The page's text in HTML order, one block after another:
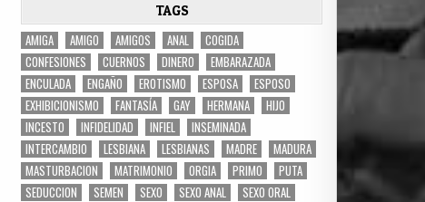
TAGS
AMIGA AMIGO AMIGOS ANAL
COGIDA
CONFESIONES
CUERNOS DINERO
EMBARAZADA
ENCULADA
ENGAÑO EROTISMO ESPOSA
ESPOSO
EXHIBICIONISMO
FANTASÍA GAY HERMANA
HIJO
INCESTO
INFIDELIDAD INFIEL
INSEMINADA
INTERCAMBIO
LESBIANA LESBIANAS MADRE
MADURA
MASTURBACION
MATRIMONIO ORGIA PRIMO
PUTA
SEDUCCION
SEMEN SEXO SEXO ANAL
SEXO ORAL